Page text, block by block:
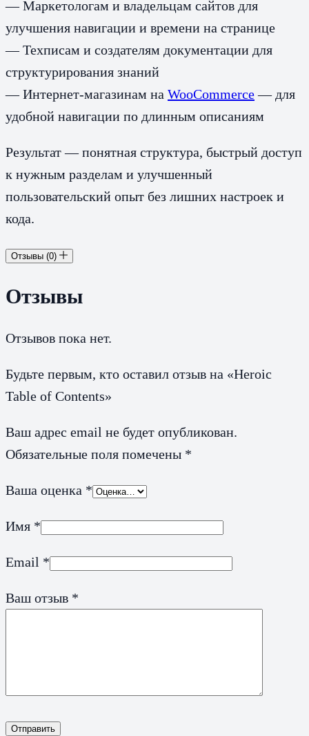
— Маркетологам и владельцам сайтов для
улучшения навигации и времени на странице
— Техписам и создателям документации для
структурирования знаний
— Интернет-магазинам на WooCommerce— для
удобной навигации по длинным описаниям
Результат — понятная структура, быстрый доступ
к нужным разделам и улучшенный
пользовательский опыт без лишних настроек и
кода.
Отзывы (0)
Отзывы
Отзывов пока нет.
Будьте первым, кто оставил отзыв на «Heroic
Table of Contents»
Ваш адрес email не будет опубликован.
Обязательные поля помечены *
Ваша оценка *
Имя *
Email *
Ваш отзыв *
Отправить